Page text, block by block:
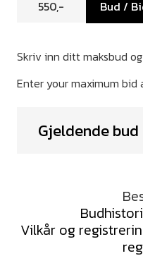
Bud /
Gjeldende
Vilkår og